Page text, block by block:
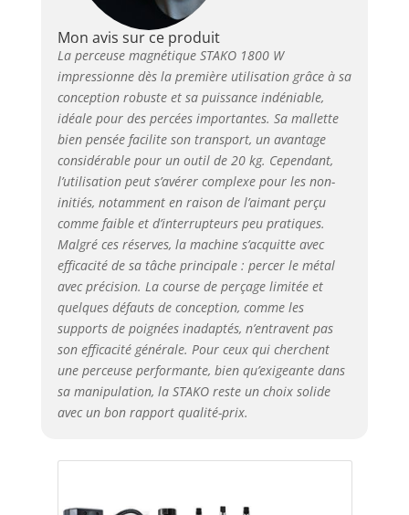
Mon avis sur ce produit
La perceuse magnétique STAKO 1800 W
impressionne dès la première utilisation grâce à sa
conception robuste et sa puissance indéniable,
idéale pour des percées importantes. Sa mallette
bien pensée facilite son transport, un avantage
considérable pour un outil de 20 kg. Cependant,
l’utilisation peut s’avérer complexe pour les non-
initiés, notamment en raison de l’aimant perçu
comme faible et d’interrupteurs peu pratiques.
Malgré ces réserves, la machine s’acquitte avec
efficacité de sa tâche principale : percer le métal
avec précision. La course de perçage limitée et
quelques défauts de conception, comme les
supports de poignées inadaptés, n’entravent pas
son efficacité générale. Pour ceux qui cherchent
une perceuse performante, bien qu’exigeante dans
sa manipulation, la STAKO reste un choix solide
avec un bon rapport qualité-prix.